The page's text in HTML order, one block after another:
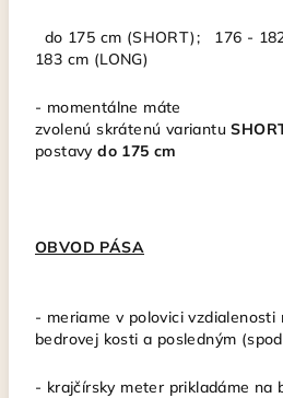
do 175 cm (SHORT); 176 -
183 cm (LONG)
- momentálne máte
zvolenúskrátenú variantu
postavydo 175 cm
OBVOD PÁSA
- meriame v polovici vzdialenosti
bedrovej kosti a posledným
- krajčírsky meterprikladáme na